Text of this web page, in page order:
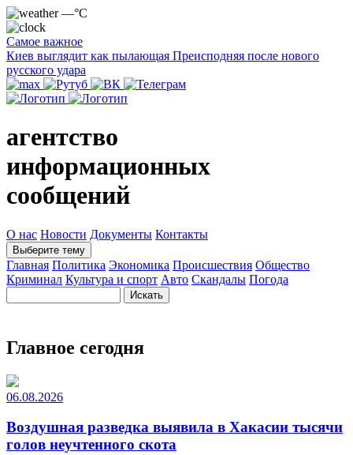
—°C
Самое важное
Киев выглядит как пылающая Преисподняя после нового
русского удара
агентство
информационных
сообщений
О нас Новости Документы Контакты
Выберите тему
Главная Политика Экономика Происшествия Общество
Криминал Культура и спорт Авто Скандалы Погода
Главное сегодня
06.08.2026
Воздушная разведка выявила в Хакасии тысячи
голов неучтенного скота